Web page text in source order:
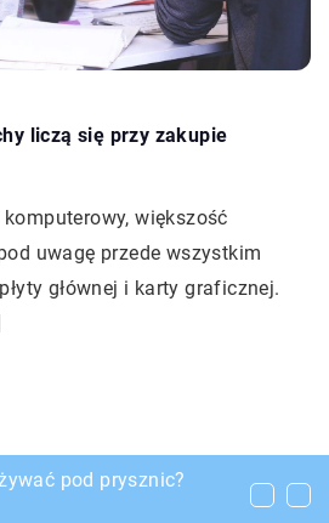
liczą się przy zakupie
większość
uwagę przede wszystkim
głównej i karty graficznej.
muszą znaleźć się
pod prysznic?